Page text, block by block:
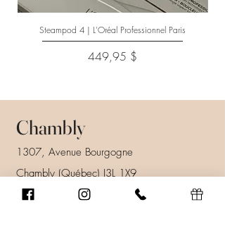
Steampod 4 | L'Oréal Professionnel Paris
Prix
449,95 $
Chambly
1307, Avenue Bourgogne
Chambly (Québec) J3L 1X9
450 447-9247